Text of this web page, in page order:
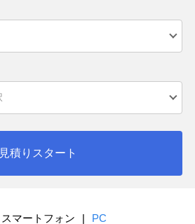
見積りスタート
スマートフォン | PC